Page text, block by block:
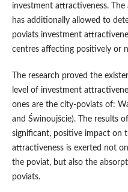
investment attractiveness.
has additionally allowed to
poviats investment
centres affecting positively or
The research proved the
level of investment
ones are the city‑poviats of:
and Świnoujście). The results
significant, positive impact on
attractiveness is exerted not
the poviat, but also the
poviats.